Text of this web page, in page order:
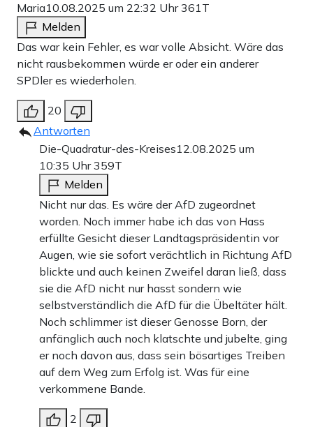
Maria10.08.2025 um 22:32 Uhr361T
Melden
Das war kein Fehler, es war volle Absicht. Wäre das
nicht rausbekommen würde er oder ein anderer
SPDler es wiederholen.
20
Antworten
Die-Quadratur-des-Kreises12.08.2025 um
10:35 Uhr359T
Melden
Nicht nur das. Es wäre der AfD zugeordnet
worden. Noch immer habe ich das von Hass
erfüllte Gesicht dieser Landtagspräsidentin vor
Augen, wie sie sofort verächtlich in Richtung AfD
blickte und auch keinen Zweifel daran ließ, dass
sie die AfD nicht nur hasst sondern wie
selbstverständlich die AfD für die Übeltäter hält.
Noch schlimmer ist dieser Genosse Born, der
anfänglich auch noch klatschte und jubelte, ging
er noch davon aus, dass sein bösartiges Treiben
auf dem Weg zum Erfolg ist. Was für eine
verkommene Bande.
2